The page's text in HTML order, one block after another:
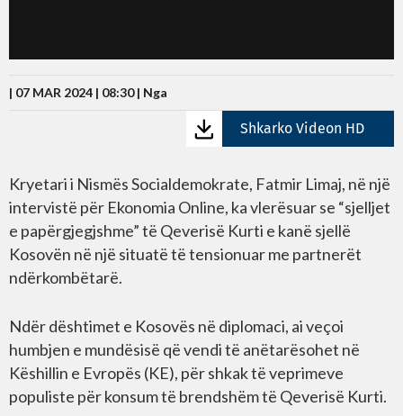
| 07 MAR 2024 | 08:30 | Nga
Shkarko Videon HD
Kryetari i Nismës Socialdemokrate, Fatmir Limaj, në një
intervistë për Ekonomia Online, ka vlerësuar se “sjelljet
e papërgjegjshme” të Qeverisë Kurti e kanë sjellë
Kosovën në një situatë të tensionuar me partnerët
ndërkombëtarë.
Ndër dështimet e Kosovës në diplomaci, ai veçoi
humbjen e mundësisë që vendi të anëtarësohet në
Këshillin e Evropës (KE), për shkak të veprimeve
populiste për konsum të brendshëm të Qeverisë Kurti.